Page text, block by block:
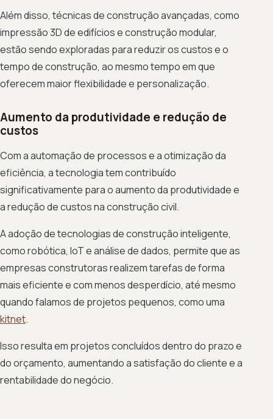
Além disso, técnicas de construção avançadas, como
impressão 3D de edifícios e construção modular,
estão sendo exploradas para reduzir os custos e o
tempo de construção, ao mesmo tempo em que
oferecem maior flexibilidade e personalização.
Aumento da produtividade e redução de
custos
Com a automação de processos e a otimização da
eficiência, a tecnologia tem contribuído
significativamente para o aumento da produtividade e
a redução de custos na construção civil.
A adoção de tecnologias de construção inteligente,
como robótica, IoT e análise de dados, permite que as
empresas construtoras realizem tarefas de forma
mais eficiente e com menos desperdício, até mesmo
quando falamos de projetos pequenos, como uma
kitnet.
Isso resulta em projetos concluídos dentro do prazo e
do orçamento, aumentando a satisfação do cliente e a
rentabilidade do negócio.